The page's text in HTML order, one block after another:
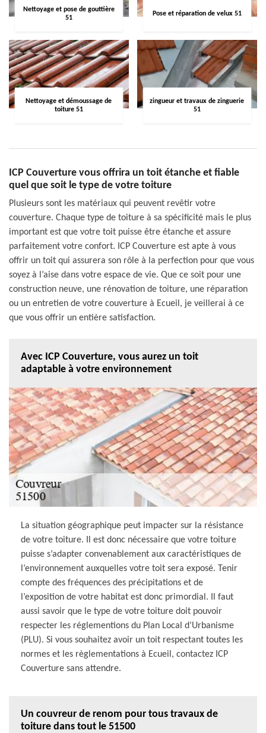
Nettoyage et pose de gouttière
51
Pose et réparation de velux 51
Nettoyage et démoussage de
toiture 51
zingueur et travaux de zinguerie
51
ICP Couverture vous offrira un toit étanche et fiable
quel que soit le type de votre toiture
Plusieurs sont les matériaux qui peuvent revêtir votre
couverture. Chaque type de toiture à sa spécificité mais le plus
important est que votre toit puisse être étanche et assure
parfaitement votre confort. ICP Couverture est apte à vous
offrir un toit qui assurera son rôle à la perfection pour que vous
soyez à l’aise dans votre espace de vie. Que ce soit pour une
construction neuve, une rénovation de toiture, une réparation
ou un entretien de votre couverture à Ecueil, je veillerai à ce
que vous offrir un entière satisfaction.
Avec ICP Couverture, vous aurez un toit
adaptable à votre environnement
La situation géographique peut impacter sur la résistance
de votre toiture. Il est donc nécessaire que votre toiture
puisse s’adapter convenablement aux caractéristiques de
l’environnement auxquelles votre toit sera exposé. Tenir
compte des fréquences des précipitations et de
l’exposition de votre habitat est donc primordial. Il faut
aussi savoir que le type de votre toiture doit pouvoir
respecter les réglementions du Plan Local d’Urbanisme
(PLU). Si vous souhaitez avoir un toit respectant toutes les
normes et les règlementations à Ecueil, contactez ICP
Couverture sans attendre.
Un couvreur de renom pour tous travaux de
toiture dans tout le 51500